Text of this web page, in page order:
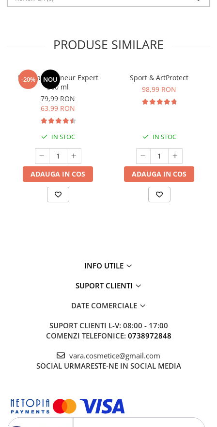
PRODUSE SIMILARE
-20% NOU
Manhaē Draineur Expert
500 ml
79,99 RON
63,99 RON
IN STOC
ADAUGA IN COS
Sport & ArtProtect
98,99 RON
IN STOC
ADAUGA IN COS
INFO UTILE
SUPORT CLIENTI
DATE COMERCIALE
SUPORT CLIENTI L-V: 08:00 - 17:00
COMENZI TELEFONICE: 0738972848
vara.cosmetice@gmail.com
SOCIAL URMARESTE-NE IN SOCIAL MEDIA